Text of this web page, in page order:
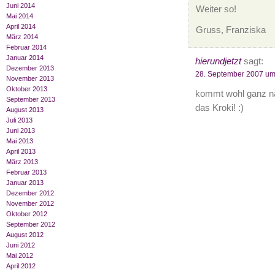
Juni 2014
Mai 2014
April 2014
März 2014
Februar 2014
Januar 2014
Dezember 2013
November 2013
Oktober 2013
September 2013
August 2013
Juli 2013
Juni 2013
Mai 2013
April 2013
März 2013
Februar 2013
Januar 2013
Dezember 2012
November 2012
Oktober 2012
September 2012
August 2012
Juni 2012
Mai 2012
April 2012
Weiter so!
Gruss, Franziska
hierundjetztsagt:
28. September 2007
kommt wohl ganz
das Kroki! :)